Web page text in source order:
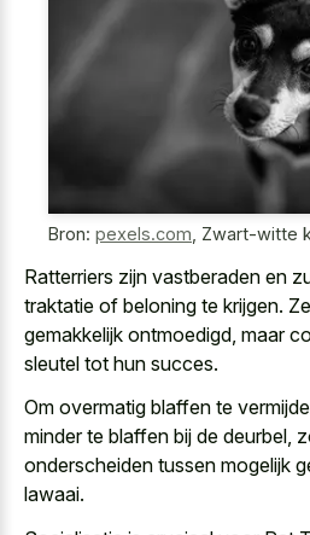
Bron: pexels.com, Zwart-witte
Ratterriers zijn vastberaden en
traktatie of beloning te krijgen.
gemakkelijk ontmoedigd, maar
sleutel tot hun succes.
Om overmatig blaffen te
minder te blaffen bij de deurbel,
onderscheiden tussen mogelijk
lawaai.